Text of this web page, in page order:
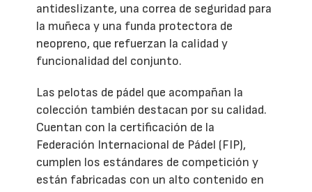
antideslizante, una correa de seguridad para
la muñeca y una funda protectora de
neopreno, que refuerzan la calidad y
funcionalidad del conjunto.
Las pelotas de pádel que acompañan la
colección también destacan por su calidad.
Cuentan con la certificación de la
Federación Internacional de Pádel (FIP),
cumplen los estándares de competición y
están fabricadas con un alto contenido en